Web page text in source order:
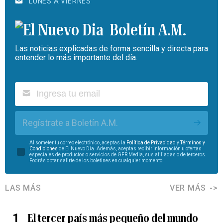
Boletín A.M.
Las noticias explicadas de forma sencilla y directa para
entender lo más importante del día.
Regístrate a Boletín A.M.
Al someter tu correo electrónico, aceptas la Política de Privacidad yTérminos y
Condiciones de El Nuevo Día. Además, aceptas recibir información u ofertas
especiales de productos o servicios de GFR Media, sus afiliadas o de terceros.
Podrás optar salirte de los boletines en cualquier momento.
LAS MÁS VER MÁS
El tercer país más pequeño del mundo